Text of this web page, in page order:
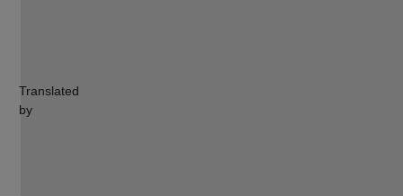
Translated
by